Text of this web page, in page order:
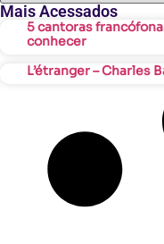
Mais Acessados
5 cantoras
conhecer
L’étranger – Charles